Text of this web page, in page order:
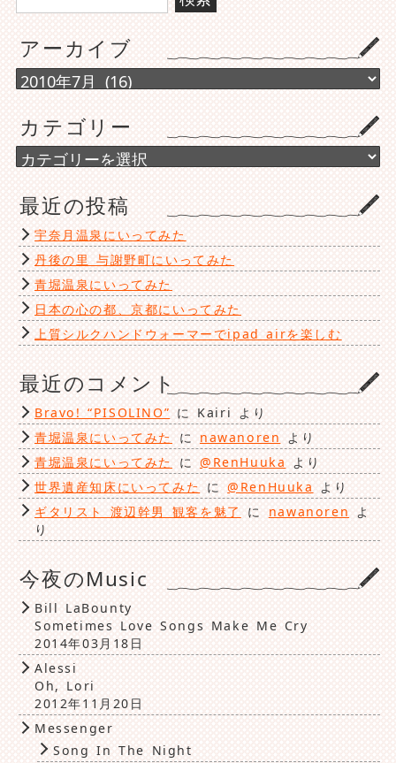
索:
アーカイブ
ア
ー
イ
ブ
カテゴリー
カ
テ
リ
ー
最近の投稿
宇奈月温泉にいってみた
丹後の里 与謝野町にいってみた
青堀温泉にいってみた
日本の心の都、京都にいってみた
上質シルクハンドウォーマーでipad airを楽しむ
最近のコメント
Bravo! “PISOLINO” に Kairi より
青堀温泉にいってみた
に nawanoren より
青堀温泉にいってみた
に @RenHuuka より
世界遺産知床にいってみた に@RenHuuka
より
ギタリスト 渡辺幹男 観客を魅了
に nawanoren
よ
り
今夜のMusic
Bill LaBounty
Sometimes Love Songs Make Me Cry
2014年03月18日
Alessi
Oh, Lori
2012年11月20日
Messenger
Song In The Night